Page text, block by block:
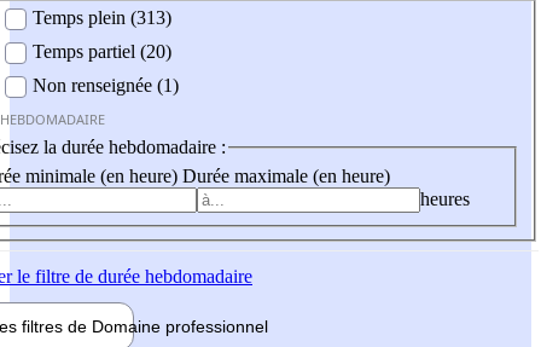
Temps plein (313)
Temps partiel (20)
Non renseignée (1)
la durée hebdomadaire :
minimale (en heure) Durée maximale (en heure)
heures
le filtre de durée hebdomadaire
filtres de Domaine professionnel